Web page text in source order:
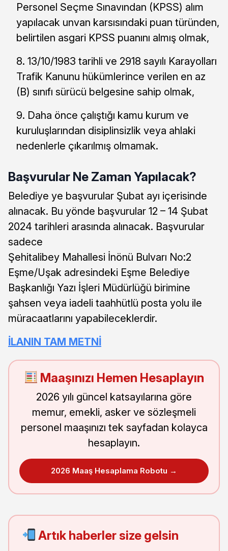
Personel Seçme Sınavından (KPSS) alım
yapılacak unvan karsısındaki puan türünden,
belirtilen asgari KPSS puanını almış olmak,
13/10/1983 tarihli ve 2918 sayılı Karayolları
Trafik Kanunu hükümlerince verilen en az
(B) sınıfı sürücü belgesine sahip olmak,
Daha önce çalıştığı kamu kurum ve
kuruluşlarından disiplinsizlik veya ahlaki
nedenlerle çıkarılmış olmamak.
Başvurular Ne Zaman Yapılacak?
Belediye ye başvurular Şubat ayı içerisinde
alınacak. Bu yönde başvurular 12 – 14 Şubat
2024 tarihleri arasında alınacak. Başvurular
sadece
Şehitalibey Mahallesi İnönü Bulvarı No:2
Eşme/Uşak adresindeki Eşme Belediye
Başkanlığı Yazı İşleri Müdürlüğü birimine
şahsen veya iadeli taahhütlü posta yolu ile
müracaatlarını yapabileceklerdir.
İLANIN TAM METNİ
Maaşınızı Hemen Hesaplayın
2026 yılı güncel katsayılarına göre
memur, emekli, asker ve sözleşmeli
personel maaşınızı tek sayfadan kolayca
hesaplayın.
2026 Maaş Hesaplama Robotu →
Artık haberler size gelsin